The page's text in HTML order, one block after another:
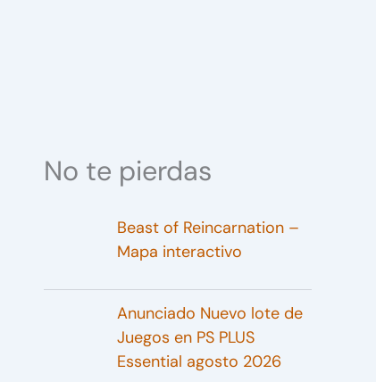
No te pierdas
Beast of Reincarnation –
Mapa interactivo
Anunciado Nuevo lote de
Juegos en PS PLUS
Essential agosto 2026